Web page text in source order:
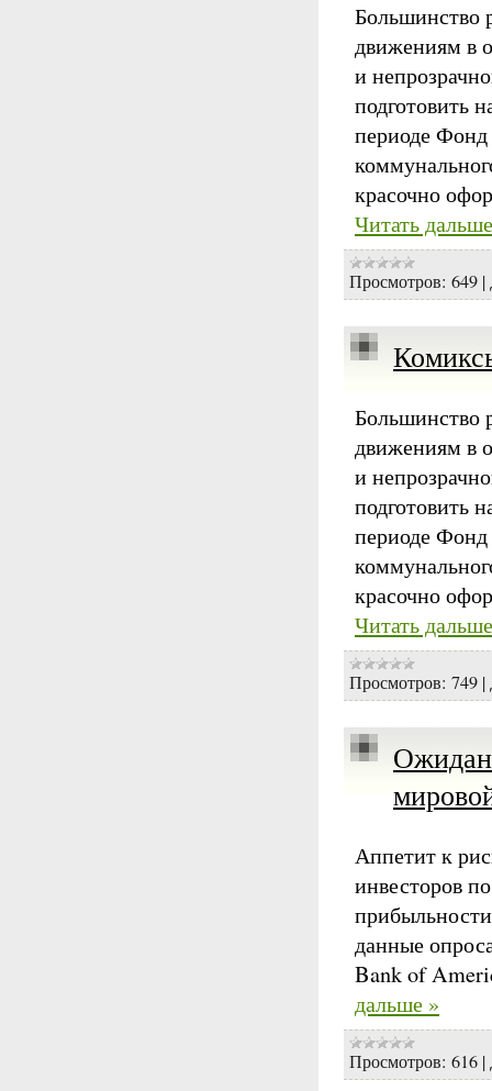
Большинство
движениям в
и
подготовить
периоде
красочно
Читать
Просмотров: 649 |
Большинство
движениям в
и
подготовить
периоде
красочно
Читать
Просмотров: 749 |
Аппетит к
инвесторов
данные
Bank of
дальше »
Просмотров: 616 |